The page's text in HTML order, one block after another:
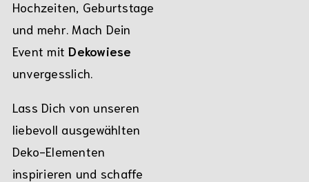
Hochzeiten, Geburtstage
und mehr. Mach Dein
Event mitDekowiese
unvergesslich.
Lass Dich von unseren
liebevoll ausgewählten
Deko-Elementen
inspirieren und schaffe